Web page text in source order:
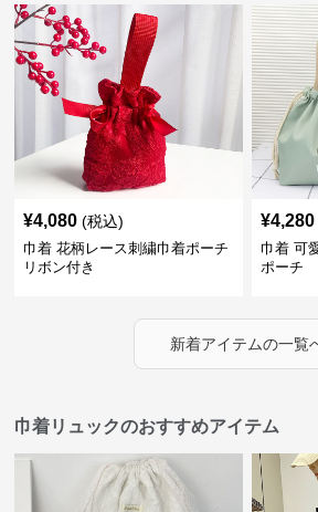
¥4,080 (税込)
巾着 花柄レース刺繍巾着ポーチ
リボン付き
¥4,280
巾着 可
ポーチ
新着アイテムの一覧
巾着リュックのおすすめアイテム